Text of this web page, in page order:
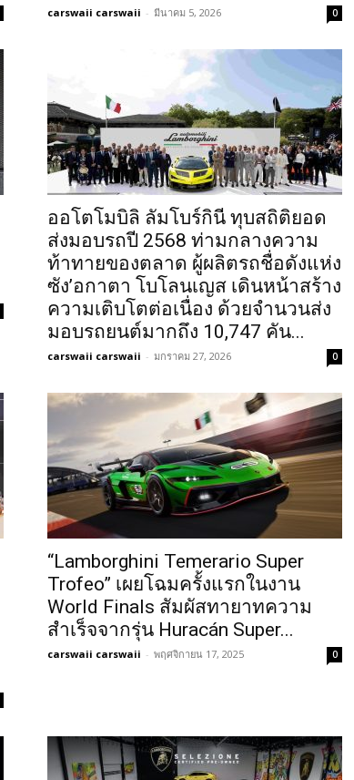
carswaii carswaii - มีนาคม 5, 2026 0
ออโตโมบิลิ ลัมโบร์กินี ทุบสถิติยอด
ส่งมอบรถปี 2568 ท่ามกลางความ
ท้าทายของตลาด ผู้ผลิตรถชื่อดังแห่ง
ซัง’อกาตา โบโลนเญส เดินหน้าสร้าง
ความเติบโตต่อเนื่อง ด้วยจำนวนส่ง
มอบรถยนต์มากถึง 10,747 คัน...
carswaii carswaii - มกราคม 27, 2026 0
“Lamborghini Temerario Super
Trofeo” เผยโฉมครั้งแรกในงาน
World Finals สัมผัสทายาทความ
สำเร็จจากรุ่น Huracán Super...
carswaii carswaii - พฤศจิกายน 17, 2025 0